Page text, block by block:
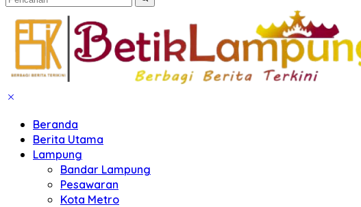
Beranda
Berita Utama
Lampung
Bandar Lampung
Pesawaran
Kota Metro